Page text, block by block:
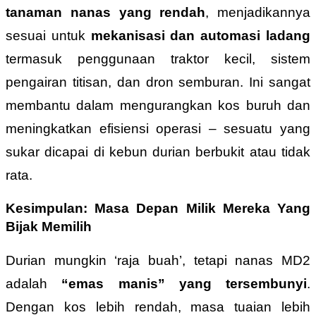
tanaman nanas yang rendah, menjadikannya
sesuai untuk mekanisasi dan automasi ladang
termasuk penggunaan traktor kecil, sistem
pengairan titisan, dan dron semburan. Ini sangat
membantu dalam mengurangkan kos buruh dan
meningkatkan efisiensi operasi – sesuatu yang
sukar dicapai di kebun durian berbukit atau tidak
rata.
Kesimpulan: Masa Depan Milik Mereka Yang
Bijak Memilih
Durian mungkin ‘raja buah’, tetapi nanas MD2
adalah “emas manis” yang tersembunyi.
Dengan kos lebih rendah, masa tuaian lebih